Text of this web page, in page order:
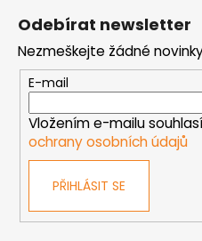
Odebírat newsletter
Nezmeškejte žádné
E-mail
Vložením e-mailu
ochrany osobních údajů
PŘIHLÁSIT SE